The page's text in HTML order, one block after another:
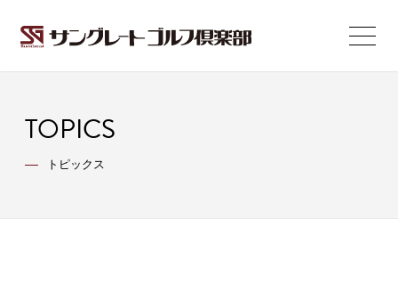
TOPICS
トピックス